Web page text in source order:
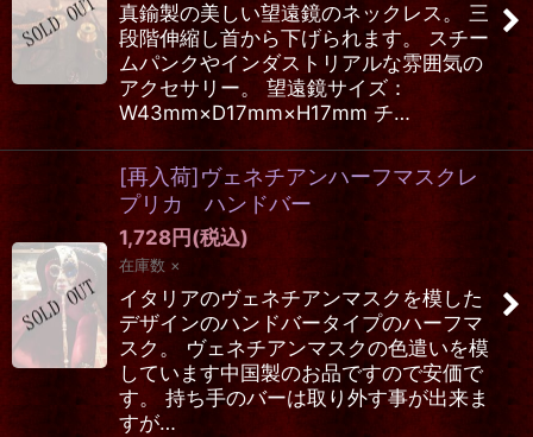
真鍮製の美しい望遠鏡のネックレス。 三
段階伸縮し首から下げられます。 スチー
ムパンクやインダストリアルな雰囲気の
アクセサリー。 望遠鏡サイズ：
W43mm×D17mm×H17mm チ…
[再入荷]ヴェネチアンハーフマスクレ
プリカ ハンドバー
1,728円 (税込)
在庫数 ×
イタリアのヴェネチアンマスクを模した
デザインのハンドバータイプのハーフマ
スク。 ヴェネチアンマスクの色遣いを模
しています中国製のお品ですので安価で
す。 持ち手のバーは取り外す事が出来ま
すが…